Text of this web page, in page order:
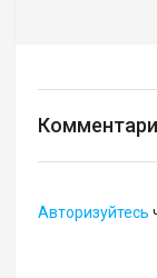
Авторизуйтесь